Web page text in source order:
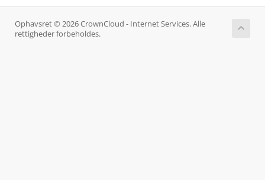
Ophavsret © 2026 CrownCloud - Internet Services. Alle
rettigheder forbeholdes.